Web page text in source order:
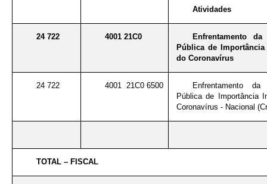
Atividades
24 722 4001 21C0
Enfrentamento
Pública de
do Coronavírus
24 722 4001 21C0 6500
Enfrentamento
Pública de Importância
Coronavírus - Nacional
TOTAL – FISCAL